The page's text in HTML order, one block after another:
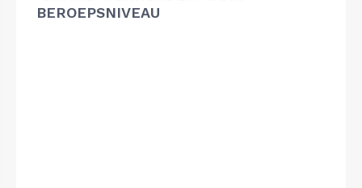
BEROEPSNIVEAU